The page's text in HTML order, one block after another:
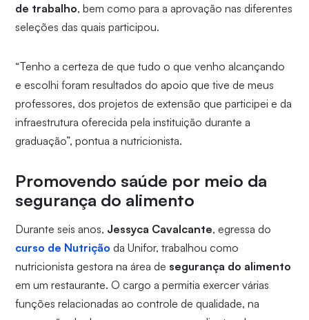
de trabalho, bem como para a aprovação nas diferentes
seleções das quais participou.
“Tenho a certeza de que tudo o que venho alcançando
e escolhi foram resultados do apoio que tive de meus
professores, dos projetos de extensão que participei e da
infraestrutura oferecida pela instituição durante a
graduação”, pontua a nutricionista.
Promovendo saúde por meio da
segurança do alimento
Durante seis anos, Jessyca Cavalcante, egressa do
curso de Nutrição da Unifor, trabalhou como
nutricionista gestora na área de segurança do alimento
em um restaurante. O cargo a permitia exercer várias
funções relacionadas ao controle de qualidade, na